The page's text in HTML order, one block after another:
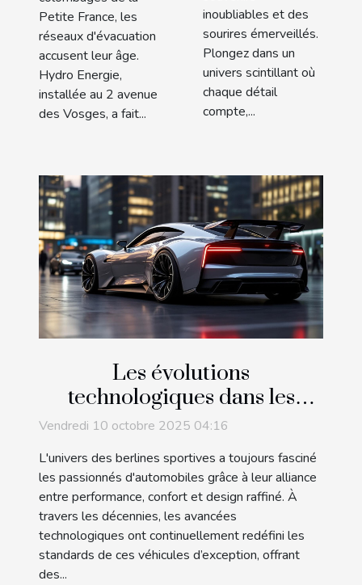
Petite France, les
réseaux d'évacuation
accusent leur âge.
Hydro Energie,
installée au 2 avenue
des Vosges, a fait...
inoubliables et des
sourires émerveillés.
Plongez dans un
univers scintillant où
chaque détail
compte,...
Les évolutions
technologiques dans les
berlines sportives au fil des
décennies
Vendredi 10 octobre 2025 04:16
L'univers des berlines sportives a toujours fasciné
les passionnés d'automobiles grâce à leur alliance
entre performance, confort et design raffiné. À
travers les décennies, les avancées
technologiques ont continuellement redéfini les
standards de ces véhicules d’exception, offrant
des...